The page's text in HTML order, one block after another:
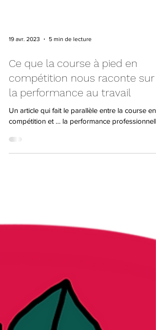
19 avr. 2023 5 min de lecture
Ce que la course à pied en
compétition nous raconte sur
la performance au travail
compétition et … la performance